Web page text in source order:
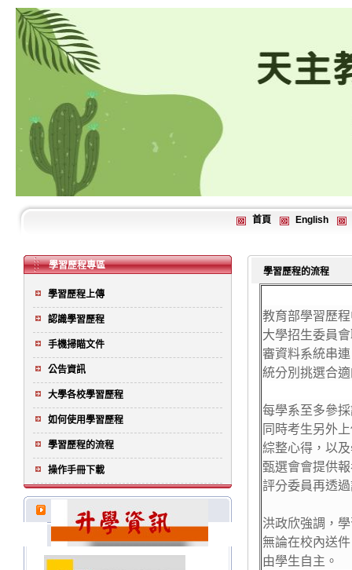
首頁 English
學習歷程專區
學習歷程上傳
認識學習歷程
手機掃瞄文件
公告資訊
大學各校學習歷程
如何使用學習歷程
學習歷程的流程
操作手冊下載
學習歷程的流程
教育部學習歷
大學招生委員
審資料系統串
統分別挑選合
每學系至多參
同時考生另外
綜整心得，以
甄選會會提供
評分委員再透
洪政欣強調，
無論在校內送
由學生自主。